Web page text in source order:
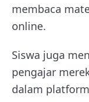
membaca
online.
Siswa juga
pengajar
dalam